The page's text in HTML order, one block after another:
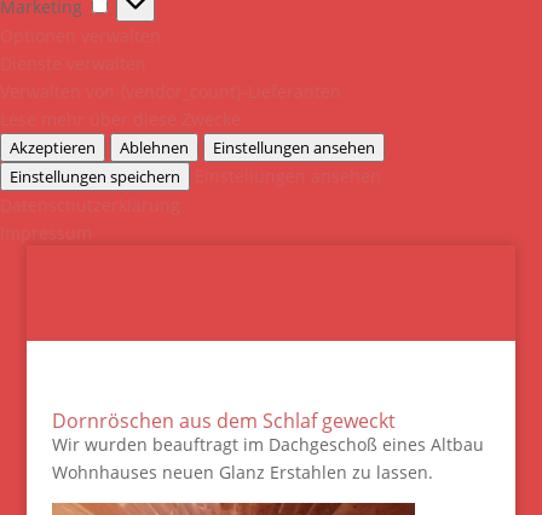
Marketing
Akzeptieren Ablehnen
Einstellungen ansehen
Einstellungen speichern
Dornröschen aus dem Schlaf geweckt
Wir wurden beauftragt im Dachgeschoß eines Altbau
Wohnhauses neuen Glanz Erstahlen zu lassen.